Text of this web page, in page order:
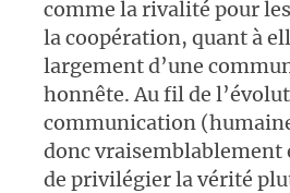
comme la rivalité pour
la coopération, quant à
largement d’une
honnête. Au fil de
communication
donc vraisemblablement
de privilégier la vérité